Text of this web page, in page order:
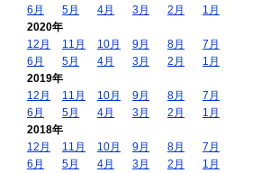
6月
5月 4月 3月 2月
1月
2020年
12月
11月 10月 9月 8月
7月
6月
5月 4月 3月 2月
1月
2019年
12月
11月 10月 9月 8月
7月
6月
5月 4月 3月 2月
1月
2018年
12月
11月 10月 9月 8月
7月
6月
5月 4月 3月 2月
1月